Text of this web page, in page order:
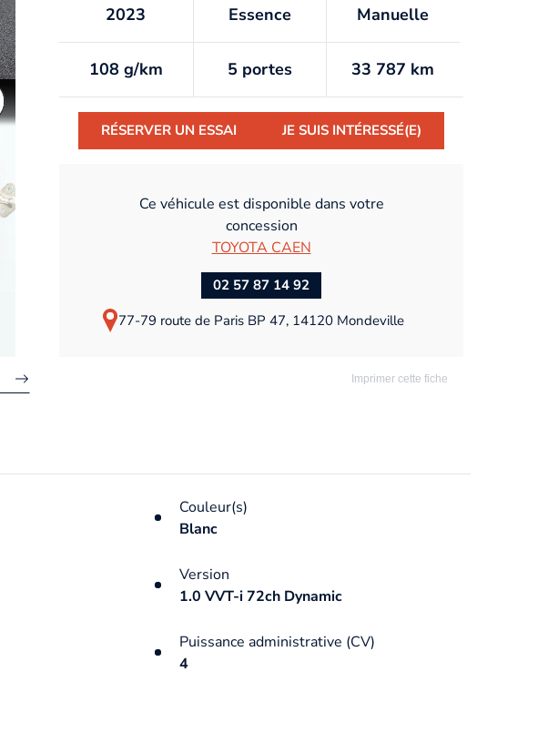
2023 Essence Manuelle
108 g/km 5 portes 33 787 km
RÉSERVER UN ESSAI JE SUIS INTÉRESSÉ(E)
Ce véhicule est disponible dans votre
concession
TOYOTA CAEN
02 57 87 14 92
77-79 route de Paris BP 47, 14120 Mondeville
Imprimer cette fiche
Couleur(s)
Blanc
Version
1.0 VVT-i 72ch Dynamic
Puissance administrative (CV)
4